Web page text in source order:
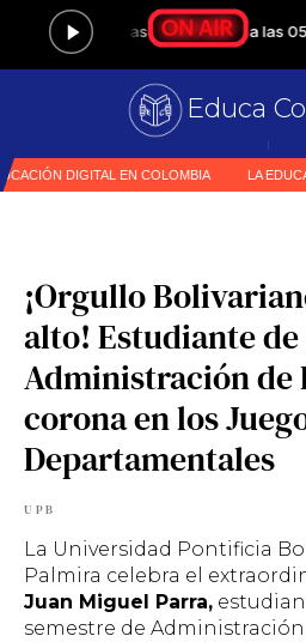
Educa
Primer
¡Orgullo
alto! Estudiante de
Administración de
corona en los
Departamentales
UPB
La Universidad Pontificia
Palmira celebra el
Juan Miguel Parra,
semestre de